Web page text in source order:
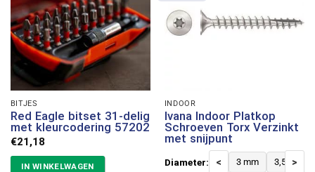
BITJES
Red Eagle bitset 31-delig
met kleurcodering 57202
€21,18
IN WINKELWAGEN
INDOOR
Ivana Indoor Platkop
Schroeven Torx Verzinkt
met snijpunt
Diameter: < 3 mm 3,5 mm
>